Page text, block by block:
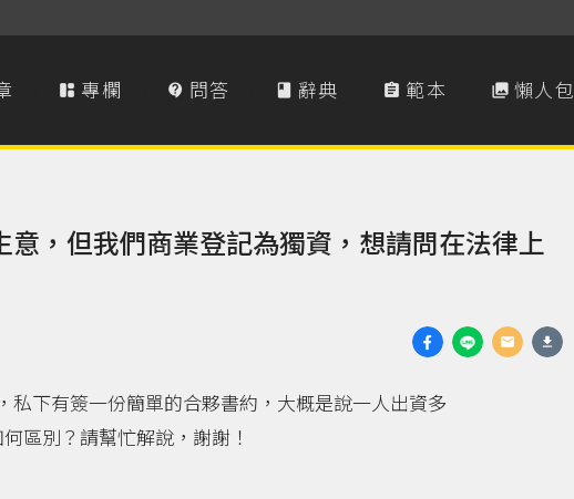
 專欄  問答  辭典  範本  懶人包
，但我們商業登記為獨資，想請問在法律上
下有簽一份簡單的合夥書約，大概是說一人出資多
區別？請幫忙解說，謝謝！